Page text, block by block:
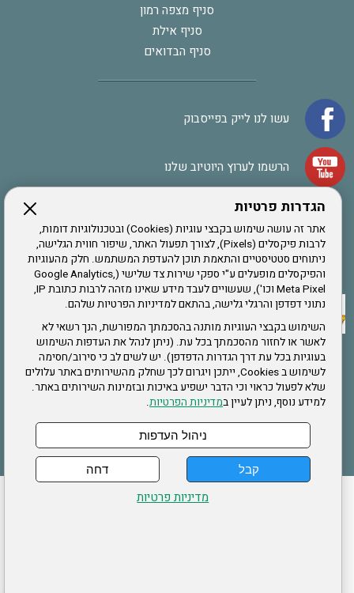
הגדרות פרטיות
אתר זה עושה שימוש בקבצי עוגיות (Cookies) ובטכנולוגיות דומות,
לרבות פיקסלים (Pixels), לצורך תפעול האתר, שיפור חווית הגלישה,
ניתוחים סטטיסטיים והתאמת תוכן להעדפת המשתמש. חלק מהעוגיות
והפיקסלים מופעלים ע"י ספקי שירות צד שלישי (Google Analytics,
Meta Pixel וכו'), שעשויים לעבד מידע שאינו מזהה לרבות כתובת IP,
נתוני דפדפן והרגלי גלישה, בהתאם למדיניות הפרטיות שלהם.
השימוש בקבצי העוגיות מותנה בהסכמתך המפורשת, הנך רשאי לא
לאשר או לחזור מהסכמתך בכל עת. (ניתן לנהל את העדפות השימוש
בעוגיות בכל עת דרך הגדרות הדפדפן). יש לשים לב כי סירוב/חסימה
לשימוש ב Cookies, ייתכן ויגרום לכך שחלק מהשירותים באתר עלולים
שלא לפעול כראוי וכי הדבר ישפיע באיכות ובזמינות השירותים באתר.
למידע נוסף, ניתן לעיין במדיניות הפרטיות.
קבל דחה
ניהול העדפות
מדיניות פרטיות
סניף מצפה רמון
סניף אילת
סניף הבדואים
עשו לנו לייק בפייסבוק
הרשמו לערוץ היוטיוב שלנו
אתר צה"ל
תקנון האתר
שירותים
תעסוקה
בריאות
הצהרת נגישות לעדכון פרטים אישיים